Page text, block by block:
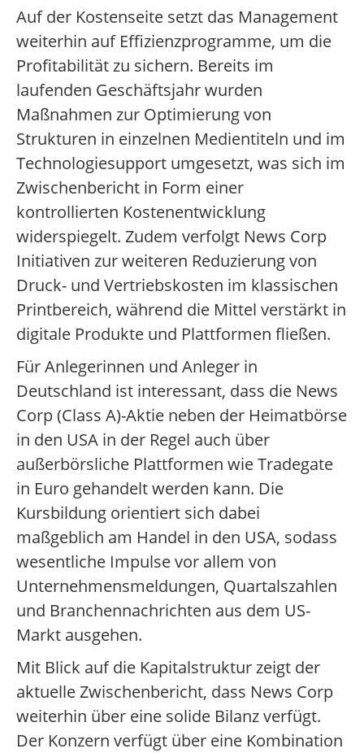
Auf der Kostenseite setzt das Management
weiterhin auf Effizienzprogramme, um die
Profitabilität zu sichern. Bereits im
laufenden Geschäftsjahr wurden
Maßnahmen zur Optimierung von
Strukturen in einzelnen Medientiteln und im
Technologiesupport umgesetzt, was sich im
Zwischenbericht in Form einer
kontrollierten Kostenentwicklung
widerspiegelt. Zudem verfolgt News Corp
Initiativen zur weiteren Reduzierung von
Druck- und Vertriebskosten im klassischen
Printbereich, während die Mittel verstärkt in
digitale Produkte und Plattformen fließen.
Für Anlegerinnen und Anleger in
Deutschland ist interessant, dass die News
Corp (Class A)-Aktie neben der Heimatbörse
in den USA in der Regel auch über
außerbörsliche Plattformen wie Tradegate
in Euro gehandelt werden kann. Die
Kursbildung orientiert sich dabei
maßgeblich am Handel in den USA, sodass
wesentliche Impulse vor allem von
Unternehmensmeldungen, Quartalszahlen
und Branchennachrichten aus dem US-
Markt ausgehen.
Mit Blick auf die Kapitalstruktur zeigt der
aktuelle Zwischenbericht, dass News Corp
weiterhin über eine solide Bilanz verfügt.
Der Konzern verfügt über eine Kombination